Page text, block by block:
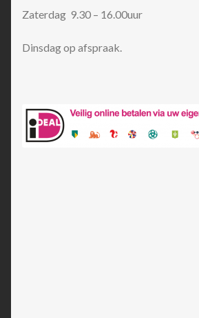
Zaterdag 9.30 – 16.00uur
Dinsdag op afspraak.